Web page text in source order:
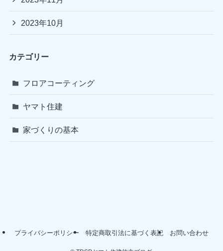
2023年10月
カテゴリー
フロアコーティング
ヤマト住建
家づくりの基本
プライバシーポリシー 特定商取引法に基づく表記 お問い合わせ